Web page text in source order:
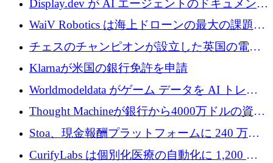
Display.dev が AI エージェントのドキュメント
コラボレーションを強化するために 47 万ユー
WaiV Robotics は海上ドローンの最大の課題の
1 つをどのように解決しているか
チェスのチャンピオンが設立した英国の電池
材料スタートアップ TaiSan が 465 万ポンドを
Klarnaが米国の銀行免許を申請
Worldmodeldata がゲーム データを AI トレー
ニングに変えるために 700 万ポンドを獲得
Thought Machineが銀行から4000万ドルの資金
調達、年間収益1億ドルを突破
Stoa、現金報酬プラットフォームに 240 万ド
ルを確保
CurifyLabs は個別化医療の自動化に 1,200 万